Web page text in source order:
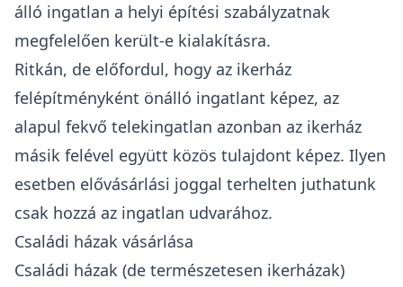
álló ingatlan a helyi építési szabályzatnak
megfelelően került-e kialakításra.
Ritkán, de előfordul, hogy az ikerház
felépítményként önálló ingatlant képez, az
alapul fekvő telekingatlan azonban az ikerház
másik felével együtt közös tulajdont képez. Ilyen
esetben elővásárlási joggal terhelten juthatunk
csak hozzá az ingatlan udvarához.
Családi házak vásárlása
Családi házak (de természetesen ikerházak)